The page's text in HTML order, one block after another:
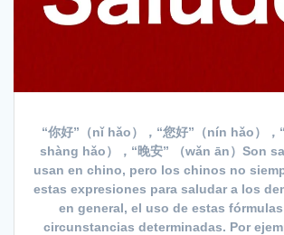
“你好”（nǐ hǎo），“您好”（nín hǎo），
shàng hǎo），“晚安” （wǎn ān）Son
usan en chino, pero los chinos no
estas expresiones para saludar a los
en general, el uso de estas
circunstancias determinadas. Por